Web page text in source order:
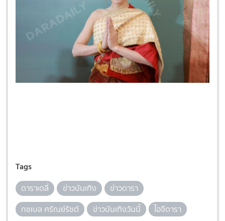
Tags
ดาราเดลี่ ข่าวบันเทิง
ข่าวดารา
กชเบล ศรัณย์รัชต์
ข่าวบันเทิงวันนี้
ไอจีดารา